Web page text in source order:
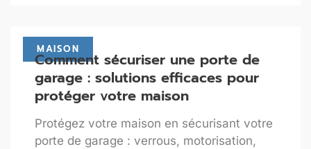
MAISON
Comment sécuriser une porte de
garage : solutions efficaces pour
protéger votre maison
Protégez votre maison en sécurisant votre
porte de garage : verrous, motorisation,